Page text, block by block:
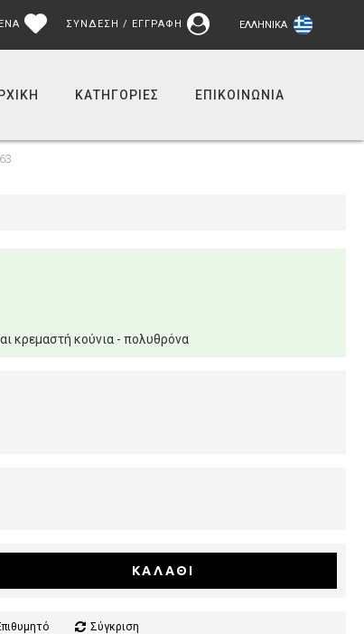
ΕΛΛΗΝΙΚΆ
ΣΥΝΔΕΣΗ / ΕΓΓΡΑΦΗ
ΚΑΤΗΓΟΡΙΕΣ ΕΠΙΚΟΙΝΩΝΊΑ
κρεμαστή κούνια - πολυθρόνα
ΚΑΛΆΘΙ
Σύγκριση